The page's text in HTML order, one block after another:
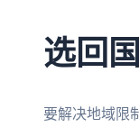
选回
要解决地域限